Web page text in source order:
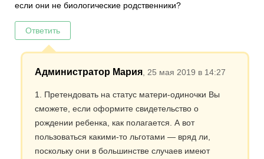
если они не биологические родственники?
Ответить
Администратор Мария, 25 мая 2019 в 14:27
1. Претендовать на статус матери-одиночки Вы
сможете, если оформите свидетельство о
рождении ребенка, как полагается. А вот
пользоваться какими-то льготами — вряд ли,
поскольку они в большинстве случаев имеют